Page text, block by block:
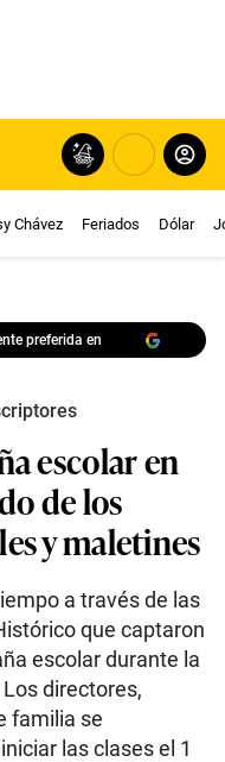
Chávez Feriados Dólar
preferida en
escolar en
de los
y maletines
a través de las
que captaron
escolar durante la
directores,
familia se
las clases el 1